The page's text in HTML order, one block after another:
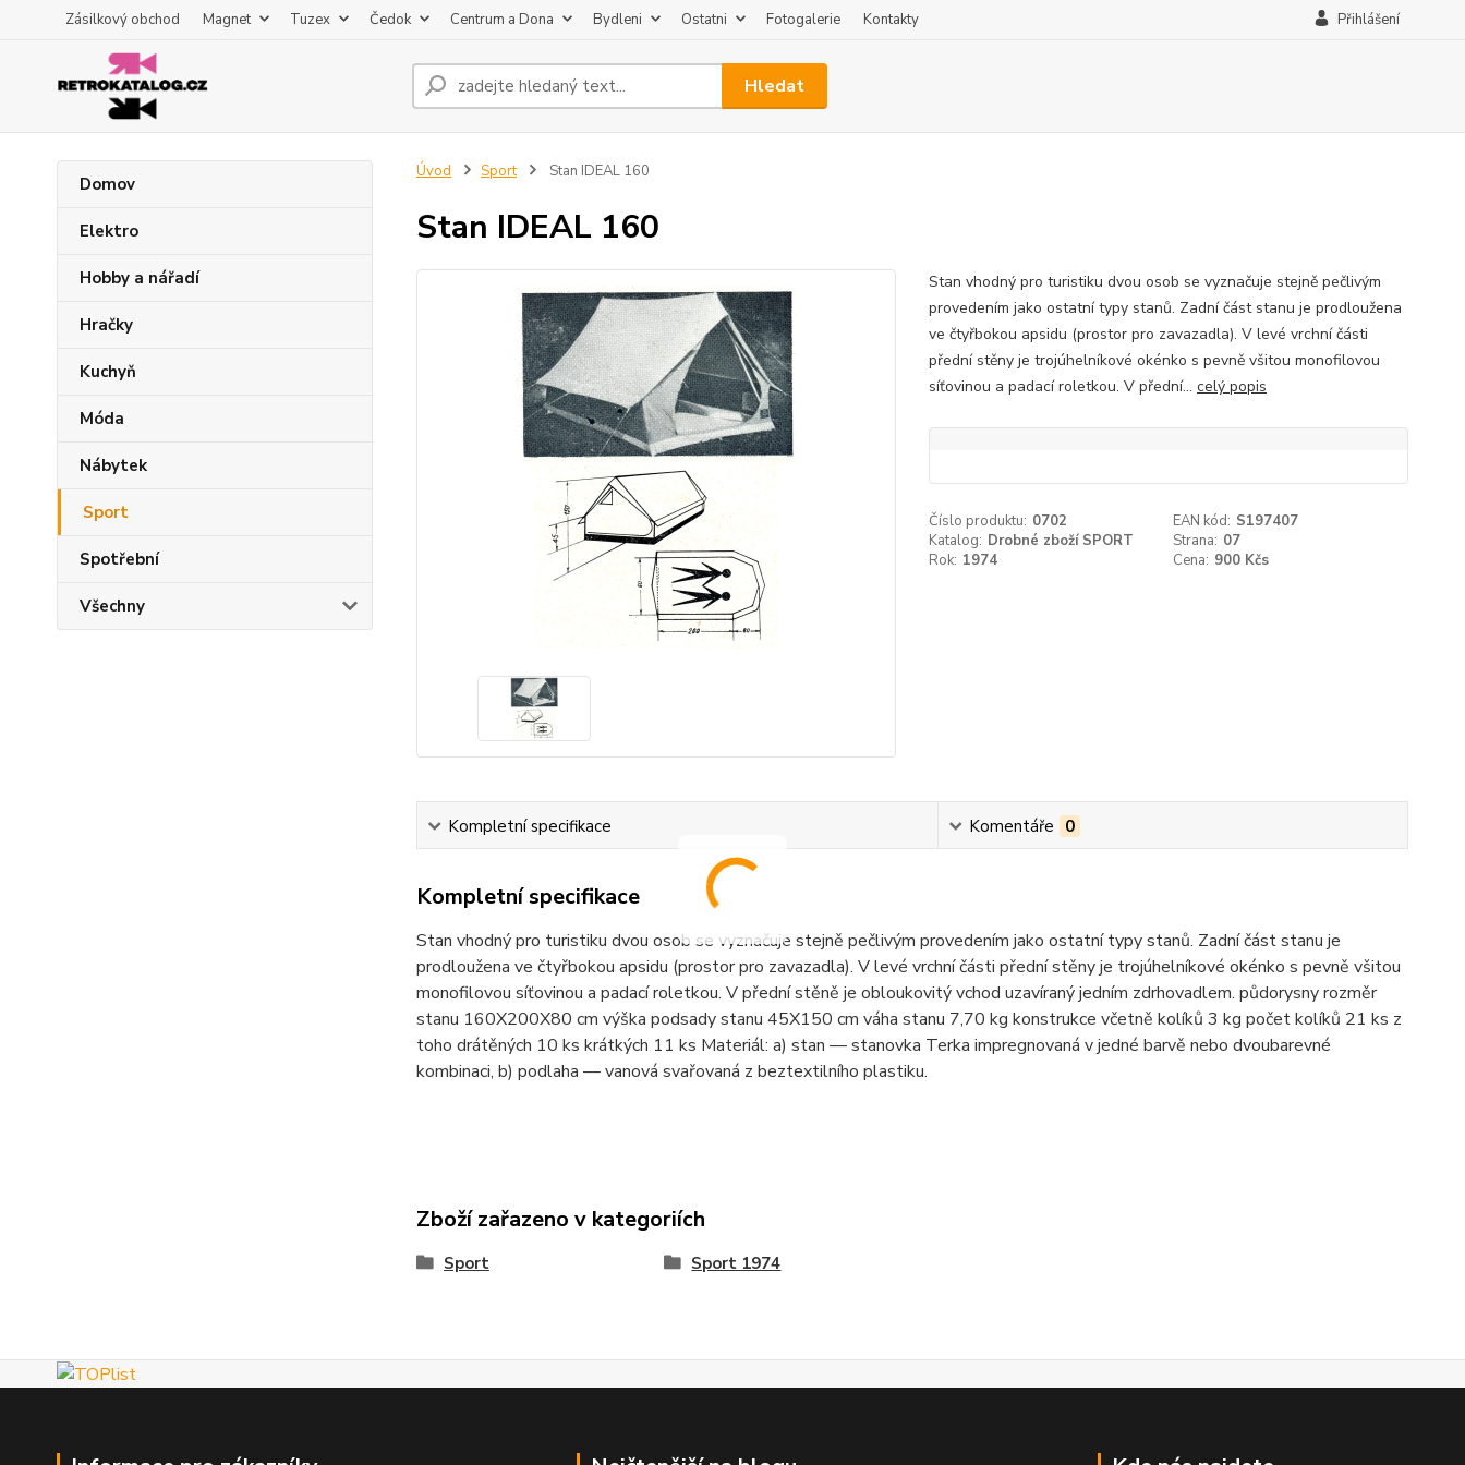
Zásilkový obchod Magnet Tuzex Čedok Centrum a Dona Bydleni Ostatni Fotogalerie Kontakty Přihlášení
Hledat
Domov
Elektro
Hobby a nářadí
Hračky
Kuchyň
Móda
Nábytek
Sport
Spotřební
Všechny
Úvod Sport Stan IDEAL 160
Stan IDEAL 160
Stan vhodný pro turistiku dvou osob se vyznačuje stejně pečlivým
provedením jako ostatní typy stanů. Zadní část stanu je prodloužena
ve čtyřbokou apsidu (prostor pro zavazadla). V levé vrchní části
přední stěny je trojúhelníkové okénko s pevně všitou monofilovou
síťovinou a padací roletkou. V přední... celý popis
Číslo produktu: 0702 EAN kód: S197407
Katalog: Drobné zboží SPORT Strana: 07
Rok: 1974 Cena: 900 Kčs
Kompletní specifikace Komentáře 0
Kompletní specifikace
Stan vhodný pro turistiku dvou osob se vyznačuje stejně pečlivým provedením jako ostatní typy stanů. Zadní část stanu je
prodloužena ve čtyřbokou apsidu (prostor pro zavazadla). V levé vrchní části přední stěny je trojúhelníkové okénko s pevně všitou
monofilovou síťovinou a padací roletkou. V přední stěně je obloukovitý vchod uzavíraný jedním zdrhovadlem. půdorysny rozměr
stanu 160X200X80 cm výška podsady stanu 45X150 cm váha stanu 7,70 kg konstrukce včetně kolíků 3 kg počet kolíků 21 ks z
toho drátěných 10 ks krátkých 11 ks Materiál: a) stan — stanovka Terka impregnovaná v jedné barvě nebo dvoubarevné
kombinaci, b) podlaha — vanová svařovaná z beztextilního plastiku.
Zboží zařazeno v kategoriích
Sport Sport 1974